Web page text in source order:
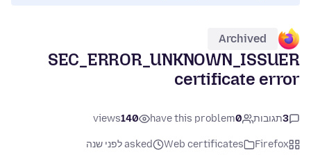
Archived
SEC_ERROR_UNKNOWN_ISSUER
certificate error
3תגובות 0
have this problem
140
views
Firefox
Web certificates
asked לפני שנה